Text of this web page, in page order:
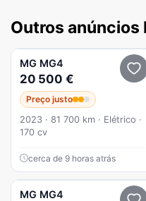
Outros anúncios
MG MG4
20 500 €
Preço justo
2023 · 81 700 km · Elétrico ·
170 cv
cerca de 9 horas atrás
MG MG4